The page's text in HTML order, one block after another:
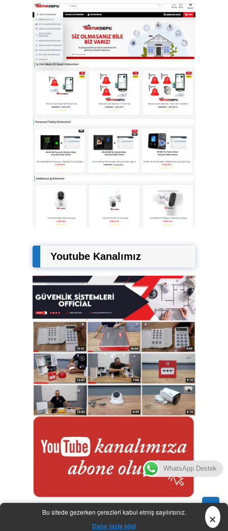
Youtube Kanalımız
Bu sitede gezerken çerezleri kabul etmiş sayılırsınız.
Daha fazla bilgi ×
WhatsApp Destek
▲
DVR Şifre| © 2026 |